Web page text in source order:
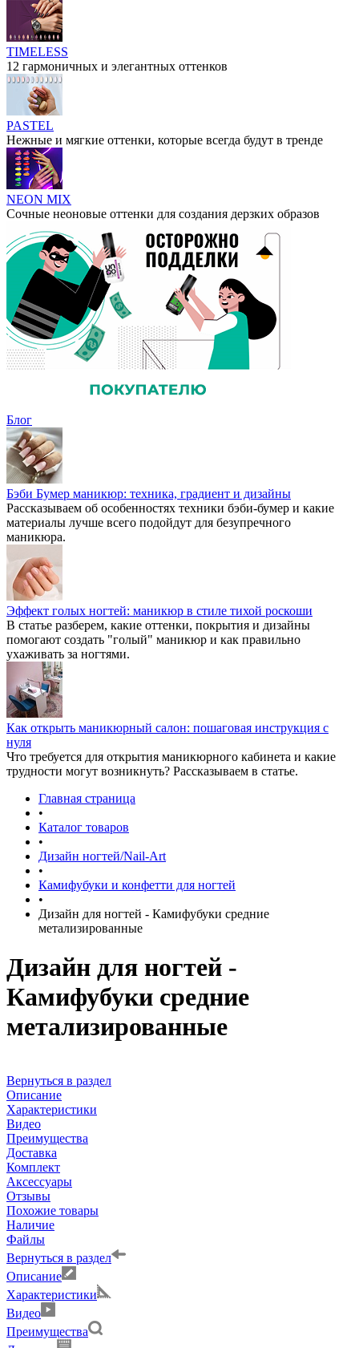
TIMELESS
12 гармоничных и элегантных оттенков
PASTEL
Нежные и мягкие оттенки, которые всегда будут в тренде
NEON MIX
Сочные неоновые оттенки для создания дерзких образов
Блог
Бэби Бумер маникюр: техника, градиент и дизайны
Рассказываем об особенностях техники бэби-бумер и какие
материалы лучше всего подойдут для безупречного
маникюра.
Эффект голых ногтей: маникюр в стиле тихой роскоши
В статье разберем, какие оттенки, покрытия и дизайны
помогают создать "голый" маникюр и как правильно
ухаживать за ногтями.
Как открыть маникюрный салон: пошаговая инструкция с
нуля
Что требуется для открытия маникюрного кабинета и какие
трудности могут возникнуть? Рассказываем в статье.
Главная страница
•
Каталог товаров
•
Дизайн ногтей/Nail-Art
•
Камифубуки и конфетти для ногтей
•
Дизайн для ногтей - Камифубуки средние
метализированные
Дизайн для ногтей -
Камифубуки средние
метализированные
Вернуться в раздел
Описание
Характеристики
Видео
Преимущества
Доставка
Комплект
Аксессуары
Отзывы
Похожие товары
Наличие
Файлы
Вернуться в раздел
Описание
Характеристики
Видео
Преимущества